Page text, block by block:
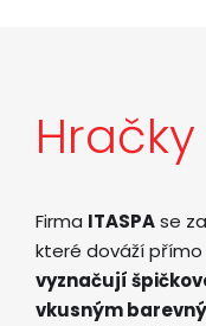
Hračky
Firma ITASPAse
které dováží
vyznačují
vkusným